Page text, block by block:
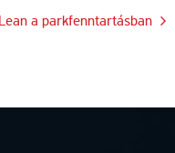
Lean a parkfenntartásban